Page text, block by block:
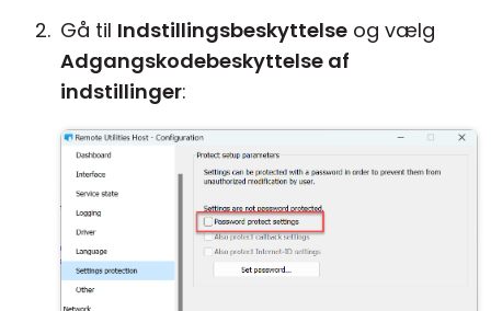
Gå til Indstillingsbeskyttelse og vælg
Adgangskodebeskyttelse af
indstillinger: